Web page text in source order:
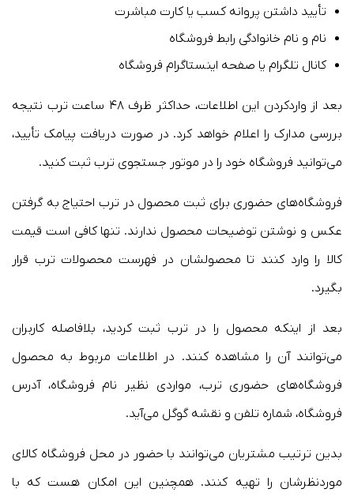
تأیید داشتن پروانه کسب یا کارت مباشرت
نام و نام خانوادگی رابط فروشگاه
کانال تلگرام یا صفحه اینستاگرام فروشگاه
بعد از واردکردن این اطلاعات، حداکثر ظرف ۴۸ ساعت ترب نتیجه
بررسی مدارک را اعلام خواهد کرد. در صورت دریافت پیامک تأیید،
می‌توانید فروشگاه خود را در موتور جستجوی ترب ثبت کنید.
فروشگاه‌های حضوری برای ثبت محصول در ترب احتیاج به گرفتن
عکس و نوشتن توضیحات محصول ندارند. تنها کافی است قیمت
کالا را وارد کنند تا محصولشان در فهرست محصولات ترب قرار
بگیرد.
بعد از اینکه محصول را در ترب ثبت کردید، بلافاصله کاربران
می‌توانند آن را مشاهده کنند. در اطلاعات مربوط به محصول
فروشگاه‌های حضوری ترب، مواردی نظیر نام فروشگاه، آدرس
فروشگاه، شماره تلفن و نقشه گوگل می‌آید.
بدین ترتیب مشتریان می‌توانند با حضور در محل فروشگاه کالای
موردنظرشان را تهیه کنند. همچنین این امکان هست که با